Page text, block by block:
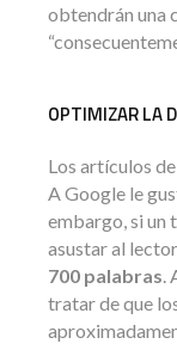
obtendrán una
OPTIMIZAR LA
Los artículos
A Google le
embargo, si un
asustar al
700 palabras.
tratar de que